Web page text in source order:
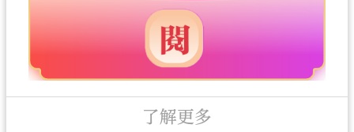
了解更多